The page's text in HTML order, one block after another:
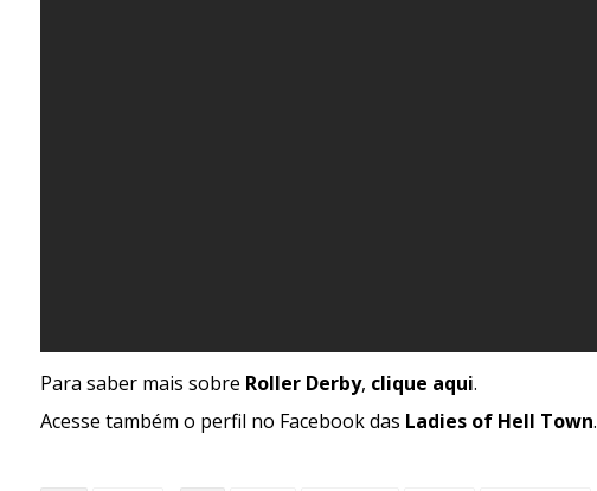
Para saber mais sobre Roller Derby, clique aqui.
Acesse também o perfil no Facebook das Ladies of Hell Town.